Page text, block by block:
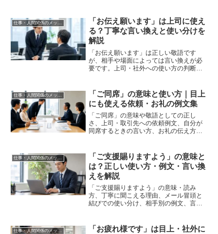
「お伝え願います」は上司に使え
る？丁寧な言い換えと使い分けを
解説
「お伝え願います」は正しい敬語です
が、相手や場面によっては言い換えが必
要です。上司・社外への使い方の判断基
「ご同席」の意味と使い方｜目上
にも使える依頼・お礼の例文集
「ご同席」の意味や敬語としての正し
さ、上司・取引先への依頼例文、自分が
同席するときの言い方、お礼の伝え方、
仕事・人間関係のメッセージ
「ご支援賜りますよう」の意味と
は？正しい使い方・例文・言い換
えを解説
「ご支援賜りますよう」の意味・読み
方、丁寧に聞こえる理由、メール冒頭と
結びでの使い分け、相手別の例文、言い
仕事・人間関係のメッセージ
「お疲れ様です」は目上・社外に